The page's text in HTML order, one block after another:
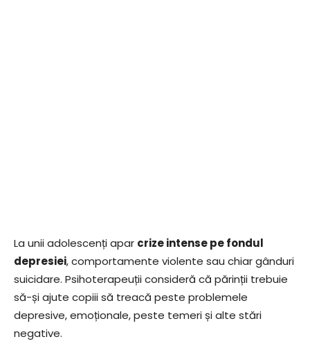
La unii adolescenți apar crize intense pe fondul
depresiei, comportamente violente sau chiar gânduri
suicidare. Psihoterapeuții consideră că părinții trebuie
să-și ajute copiii să treacă peste problemele
depresive, emoționale, peste temeri și alte stări
negative.